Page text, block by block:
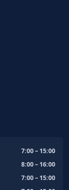
7:00 – 15:00
8:00 – 16:00
7:00 – 15:00